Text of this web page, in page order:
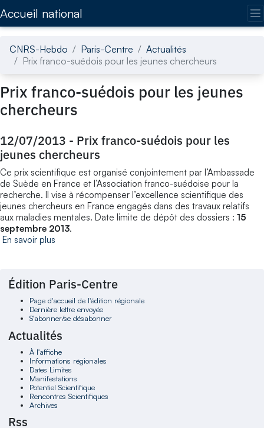
Accueil national
CNRS-Hebdo Paris-Centre
Actualités
Prix franco-suédois pour les jeunes chercheurs
Prix franco-suédois pour les jeunes
chercheurs
12/07/2013 - Prix franco-suédois pour les
jeunes chercheurs
Ce prix scientifique est organisé conjointement par l’Ambassade
de Suède en France et l’Association franco-suédoise pour la
recherche. Il vise à récompenser l’excellence scientifique des
jeunes chercheurs en France engagés dans des travaux relatifs
aux maladies mentales. Date limite de dépôt des dossiers : 15
septembre 2013.
En savoir plus
Édition Paris-Centre
Page d'accueil de l'édition régionale
Dernière lettre envoyée
S'abonner/se désabonner
Actualités
À l'affiche
Informations régionales
Dates Limites
Manifestations
Potentiel Scientifique
Rencontres Scientifiques
Archives
Rss